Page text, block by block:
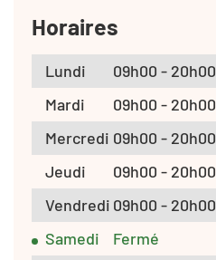
Horaires
Lundi
09h00 - 20h00
Mardi
09h00 - 20h00
Mercredi 09h00 - 20h00
Jeudi
09h00 - 20h00
Vendredi 09h00 - 20h00
Samedi
Fermé